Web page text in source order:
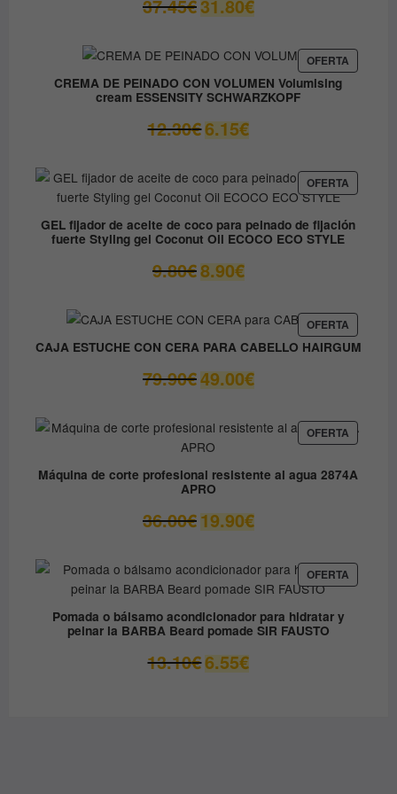
37.45€
precio
era:
37.45€.
31.80€
precio
es:
31.80€.
OFERTA
EN
CREMA DE PEINADO CON VOLUMEN Volumising
cream ESSENSITY SCHWARZKOPF
12.30€El
precio
era:
12.30€.
6.15€El
precio
es:
6.15€.
OFERTA
EN
GEL fijador de aceite de coco para peinado de fijación
fuerte Styling gel Coconut Oil ECOCO ECO STYLE
9.80€ El
precio
era:
9.80€.
8.90€El
precio
es:
8.90€.
OFERTA
EN
CAJA ESTUCHE CON CERA PARA CABELLO HAIRGUM
79.90€ El
precio
era:
79.90€.
49.00€El
precio
es:
OFERTA
EN
Máquina de corte profesional resistente al agua 2874A
APRO
36.00€ El
precio
era:
36.00€.
19.90€El
precio
es:
19.90€.
OFERTA
EN
Pomada o bálsamo acondicionador para hidratar y
peinar la BARBA Beard pomade SIR FAUSTO
13.10€El
precio
6.55€El
precio